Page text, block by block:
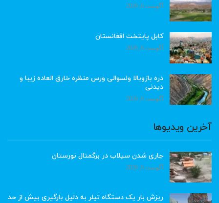
آگوست 6, 2026
کابل پایتخت افغانستان
آگوست 6, 2026
دره بازوبالا ولسوالی ورس منظره خارق العاده زیبا و
دیدنی
آگوست 6, 2026
آخرین ویدیوها
جاری شدن سیلاب در برگمتال نورستان
آگوست 6, 2026
ریزش بار یک دستگاه تیلر به دلیل بارگیری بیش از حد